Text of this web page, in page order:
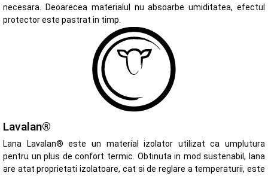
necesara. Deoarecea materialul nu absoarbe umiditatea, efectul
protector este pastrat in timp.
Lavalan®
Lana Lavalan® este un material izolator utilizat ca umplutura
pentru un plus de confort termic. Obtinuta in mod sustenabil, lana
are atat proprietati izolatoare, cat si de reglare a temperaturii, este